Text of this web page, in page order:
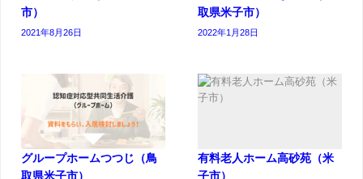
市）
2021年8月26日
取県米子市）
2022年1月28日
グループホームつつじ（鳥
取県米子市）
有料老人ホーム高砂苑（米
子市）